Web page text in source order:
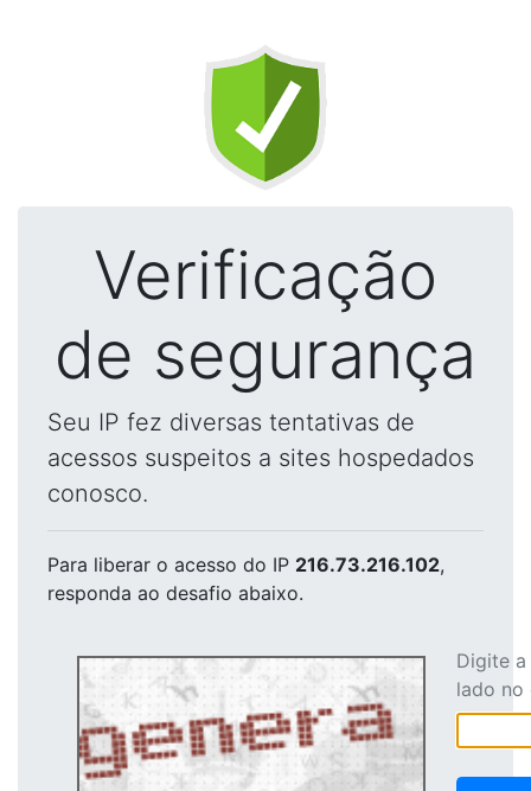
Verificação
de segurança
Seu IP fez diversas tentativas de
acessos suspeitos a sites hospedados
conosco.
Para liberar o acesso do IP 216.73.216.102,
responda ao desafio abaixo.
Digite
lado no